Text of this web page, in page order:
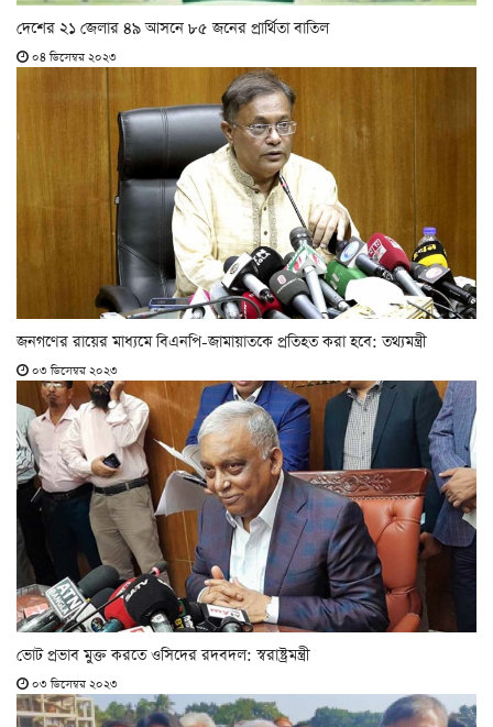
দেশের ২১ জেলার ৪৯ আসনে ৮৫ জনের প্রার্থিতা বাতিল
০৪ ডিসেম্বর ২০২৩
জনগণের রায়ের মাধ্যমে বিএনপি-জামায়াতকে প্রতিহত করা হবে: তথ্যমন্ত্রী
০৩ ডিসেম্বর ২০২৩
ভোট প্রভাব মুক্ত করতে ওসিদের রদবদল: স্বরাষ্ট্রমন্ত্রী
০৩ ডিসেম্বর ২০২৩